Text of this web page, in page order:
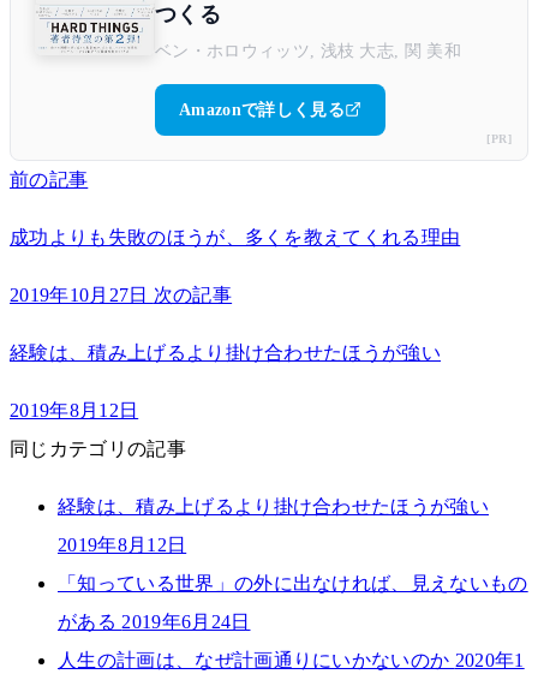
[PR]
つくる
ベン・ホロウィッツ, 浅枝 大志, 関 美和
Amazonで詳しく見る
前の記事
成功よりも失敗のほうが、多くを教えてくれる理由
2019年10月27日 次の記事
経験は、積み上げるより掛け合わせたほうが強い
2019年8月12日
同じカテゴリの記事
経験は、積み上げるより掛け合わせたほうが強い
2019年8月12日
「知っている世界」の外に出なければ、見えないもの
がある 2019年6月24日
人生の計画は、なぜ計画通りにいかないのか 2020年1